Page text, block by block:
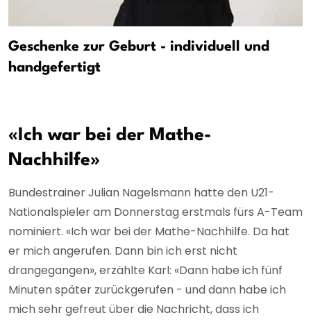
Geschenke zur Geburt - individuell und
handgefertigt
«Ich war bei der Mathe-
Nachhilfe»
Bundestrainer Julian Nagelsmann hatte den U21-
Nationalspieler am Donnerstag erstmals fürs A-Team
nominiert. «Ich war bei der Mathe-Nachhilfe. Da hat
er mich angerufen. Dann bin ich erst nicht
drangegangen», erzählte Karl: «Dann habe ich fünf
Minuten später zurückgerufen - und dann habe ich
mich sehr gefreut über die Nachricht, dass ich